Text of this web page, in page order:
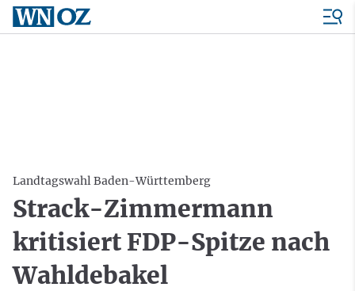
Landtagswahl Baden-Württemberg
Strack-Zimmermann
kritisiert FDP-Spitze nach
Wahldebakel